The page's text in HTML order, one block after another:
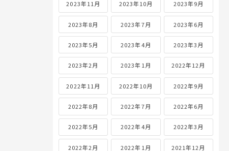
2023年11月 2023年10月 2023年9月
2023年8月 2023年7月 2023年6月
2023年5月 2023年4月 2023年3月
2023年2月 2023年1月 2022年12月
2022年11月 2022年10月 2022年9月
2022年8月 2022年7月 2022年6月
2022年5月 2022年4月 2022年3月
2022年2月 2022年1月 2021年12月